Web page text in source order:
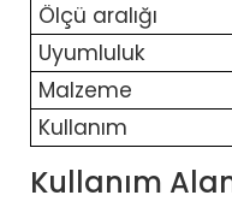
Ölçü aralığı
Uyumluluk
Malzeme
Kullanım
Kullanım